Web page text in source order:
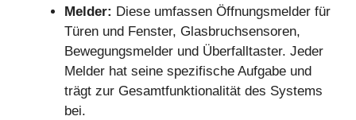
Melder: Diese umfassen Öffnungsmelder für
Türen und Fenster, Glasbruchsensoren,
Bewegungsmelder und Überfalltaster. Jeder
Melder hat seine spezifische Aufgabe und
trägt zur Gesamtfunktionalität des Systems
bei.